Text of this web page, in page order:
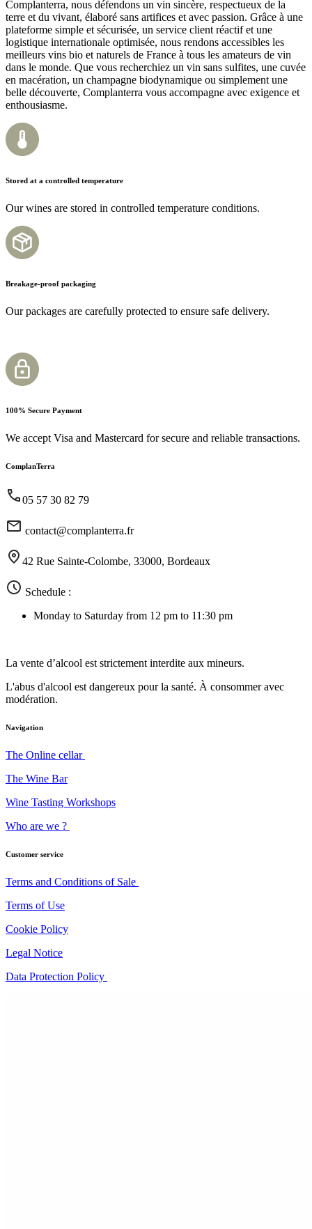
Complanterra, nous défendons un vin sincère, respectueux de la
terre et du vivant, élaboré sans artifices et avec passion. Grâce à une
plateforme simple et sécurisée, un service client réactif et une
logistique internationale optimisée, nous rendons accessibles les
meilleurs vins bio et naturels de France à tous les amateurs de vin
dans le monde. Que vous recherchiez un vin sans sulfites, une cuvée
en macération, un champagne biodynamique ou simplement une
belle découverte, Complanterra vous accompagne avec exigence et
enthousiasme.
Stored at a controlled temperature
Our wines are stored in controlled temperature conditions.
Breakage-proof packaging
Our packages are carefully protected to ensure safe delivery.​
100% Secure Payment
We accept Visa and Mastercard for secure and reliable transactions.
ComplanTerra
05 57 30 82 79
contact@complanterra.fr
42 Rue Sainte-Colombe, 33000, Bordeaux
Schedule :
Monday to Saturday from 12 pm to 11:30 pm
La vente d’alcool est strictement interdite aux mineurs.
L'abus d'alcool est dangereux pour la santé. À consommer avec
modération.
Navigation
The Online cellar
The Wine Bar
Wine Tasting Workshops
Who are we ?
Customer service
Terms and Conditions of Sale
Terms of Use
Cookie Policy
Legal Notice
Data Protection Policy